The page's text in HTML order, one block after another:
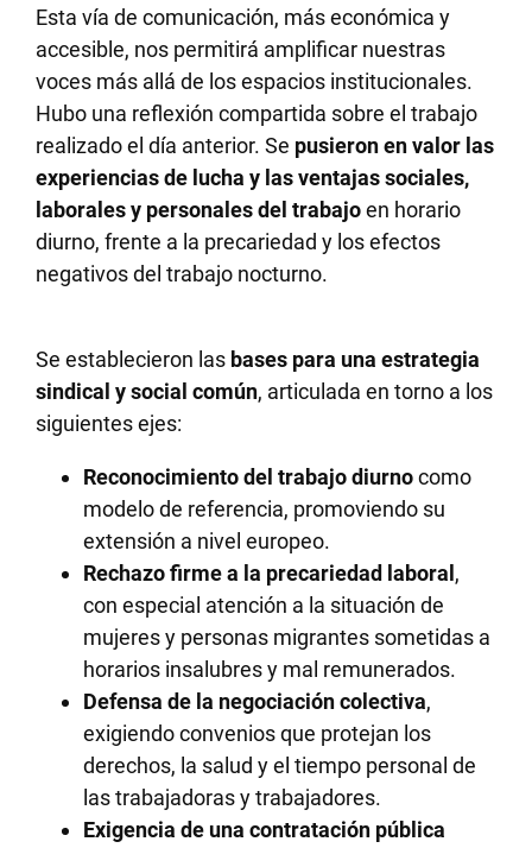
Esta vía de comunicación, más económica y
accesible, nos permitirá amplificar nuestras
voces más allá de los espacios institucionales.
Hubo una reflexión compartida sobre el trabajo
realizado el día anterior. Se pusieron en valor las
experiencias de lucha y las ventajas sociales,
laborales y personales del trabajoen horario
diurno, frente a la precariedad y los efectos
negativos del trabajo nocturno.
Se establecieron las bases para una estrategia
sindical y social común, articulada en torno a los
siguientes ejes:
Reconocimiento del trabajo diurnocomo
modelo de referencia, promoviendo su
extensión a nivel europeo.
Rechazo firme a la precariedad laboral ,
con especial atención a la situación de
mujeres y personas migrantes sometidas a
horarios insalubres y mal remunerados.
Defensa de la negociación colectiva,
exigiendo convenios que protejan los
derechos, la salud y el tiempo personal de
las trabajadoras y trabajadores.
Exigencia de una contratación pública